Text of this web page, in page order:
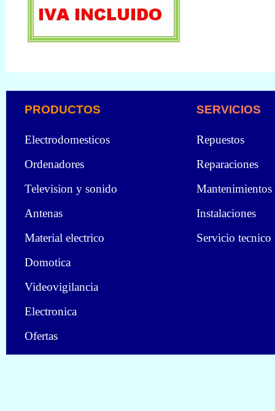
Electrodomesticos
Ordenadores
Television y sonido
Antenas
Material electrico
Domotica
Videovigilancia
Electronica
Ofertas
Repuestos
Reparaciones
Mantenimientos
Instalaciones
Servicio
SERVICIOS
PRODUCTOS